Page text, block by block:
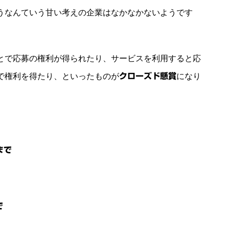
んていう甘い考えの企業はなかなかないようです
応募の権利が得られたり、サービスを利用すると応
権利を得たり、といったものがクローズド懸賞になり
で